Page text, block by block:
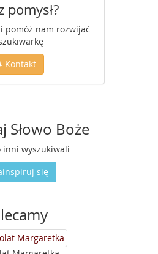
pomysł?
pomóż nam rozwijać
Kontakt
Słowo Boże
inni wyszukiwali
się